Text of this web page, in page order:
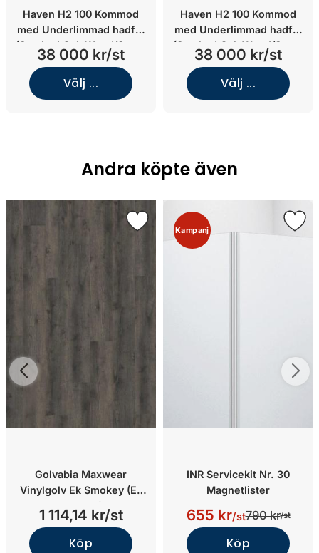
Haven H2 100 Kommod
med Underlimmad hadfat
(Smoked Oak Wood/Stone
Select Grey/Underlimmat
porslin)
38 000 kr/st
Välj ...
Haven H2 100 Kommod
med Underlimmad hadfat
(Smoked Oak Wood/Stone
Select Grey/Underlimmat
brons)
38 000 kr/st
Välj ...
Andra köpte även
Golvabia Maxwear
Vinylgolv Ek Smokey (Ek
Smokey)
1 114,14 kr/st
Köp
Kampanj
INR Servicekit Nr. 30
Magnetlister
655 kr/st790 kr/st
Köp